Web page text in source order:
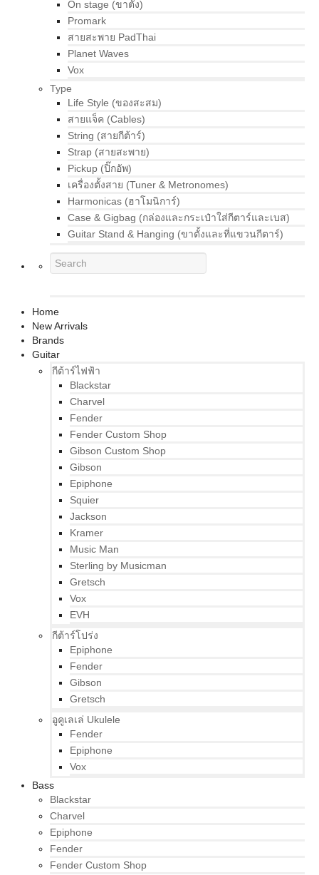
On stage (ขาตั้ง)
Promark
สายสะพาย PadThai
Planet Waves
Vox
Type
Life Style (ของสะสม)
สายแจ็ค (Cables)
String (สายกีต้าร์)
Strap (สายสะพาย)
Pickup (ปิ๊กอัพ)
เครื่องตั้งสาย (Tuner & Metronomes)
Harmonicas (ฮาโมนิการ์)
Case & Gigbag (กล่องและกระเป๋าใส่กีตาร์และเบส)
Guitar Stand & Hanging (ขาตั้งและที่แขวนกีตาร์)
Home
New Arrivals
Brands
Guitar
กีต้าร์ไฟฟ้า
Blackstar
Charvel
Fender
Fender Custom Shop
Gibson Custom Shop
Gibson
Epiphone
Squier
Jackson
Kramer
Music Man
Sterling by Musicman
Gretsch
Vox
EVH
กีต้าร์โปร่ง
Epiphone
Fender
Gibson
Gretsch
อูคูเลเล่ Ukulele
Fender
Epiphone
Vox
Bass
Blackstar
Charvel
Epiphone
Fender
Fender Custom Shop